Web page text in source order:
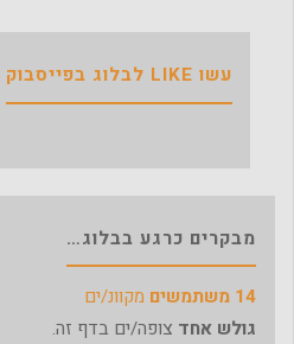
עשו LIKE לבלוג בפייסבוק
מבקרים כרגע בבלוג…
14 משתמשים
מקוונ/ים
גולש אחד צופה/ים בדף זה.